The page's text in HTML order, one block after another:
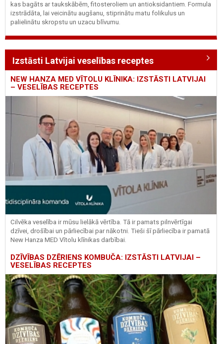
kas bagāts ar taukskābēm, fitosteroliem un antioksidantiem. Formula
izstrādāta, lai veicinātu augšanu, stiprinātu matu folikulus un
palielinātu skropstu un uzacu blīvumu.
Izstāsti Latvijai veselības receptes
NEW HANZA MED VĪTOLU KLĪNIKA: IZSTĀSTI LATVIJAI
– VESELĪBAS RECEPTES
Cilvēka veselība ir mūsu lielākā vērtība. Tā ir pamats pilnvērtīgai
dzīvei, drošībai un pārliecībai par nākotni. Tieši šī pārliecība ir pamatā
New Hanza MED Vītolu klīnikas darbībai.
DZĪVĪBAS DZĒRIENS KOMBUČA: IZSTĀSTI LATVIJAI –
VESELĪBAS RECEPTES